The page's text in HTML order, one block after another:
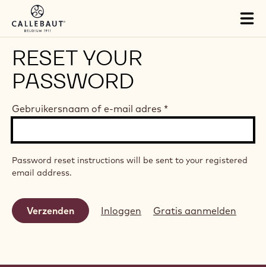
Skip to main content
RESET YOUR
PASSWORD
Gebruikersnaam of e-mail adres *
Password reset instructions will be sent to your registered
email address.
Inloggen Gratis aanmelden